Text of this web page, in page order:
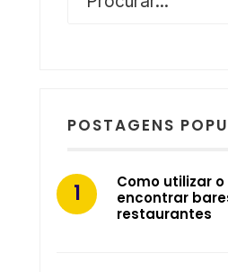
POSTAGENS
Como utilizar
encontrar
restaurantes